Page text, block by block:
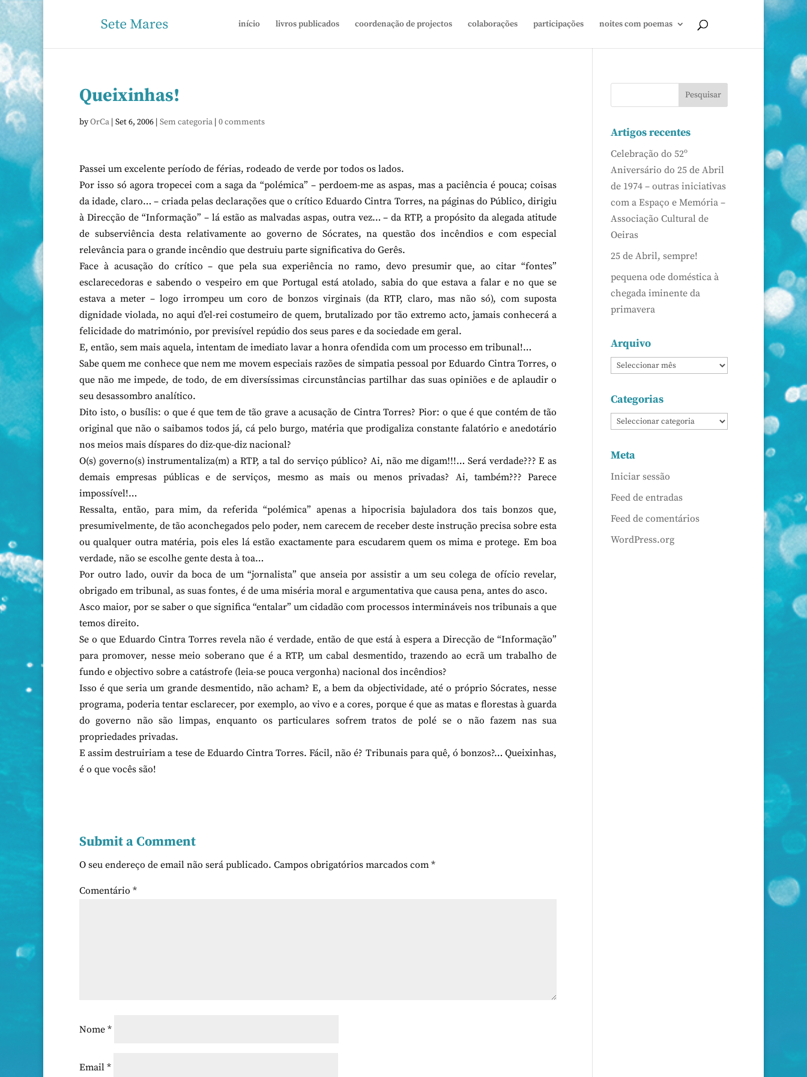
início livros publicados coordenação de projectos colaborações participações noites com poemas
Queixinhas!
byOrCa | Set 6, 2006 | Sem categoria | 0 comments
Passei um excelente período de férias, rodeado de verde por todos os lados.
Por isso só agora tropecei com a saga da “polémica” – perdoem-me as aspas, mas a paciência é pouca; coisas
da idade, claro… – criada pelas declarações que o crítico Eduardo Cintra Torres, na páginas do Público, dirigiu
à Direcção de “Informação” – lá estão as malvadas aspas, outra vez… – da RTP, a propósito da alegada atitude
de subserviência desta relativamente ao governo de Sócrates, na questão dos incêndios e com especial
relevância para o grande incêndio que destruiu parte significativa do Gerês.
Face à acusação do crítico – que pela sua experiência no ramo, devo presumir que, ao citar “fontes”
esclarecedoras e sabendo o vespeiro em que Portugal está atolado, sabia do que estava a falar e no que se
estava a meter – logo irrompeu um coro de bonzos virginais (da RTP, claro, mas não só), com suposta
dignidade violada, no aqui d’el-rei costumeiro de quem, brutalizado por tão extremo acto, jamais conhecerá a
felicidade do matrimónio, por previsível repúdio dos seus pares e da sociedade em geral.
E, então, sem mais aquela, intentam de imediato lavar a honra ofendida com um processo em tribunal!…
Sabe quem me conhece que nem me movem especiais razões de simpatia pessoal por Eduardo Cintra Torres, o
que não me impede, de todo, de em diversíssimas circunstâncias partilhar das suas opiniões e de aplaudir o
seu desassombro analítico.
Dito isto, o busílis: o que é que tem de tão grave a acusação de Cintra Torres? Pior: o que é que contém de tão
original que não o saibamos todos já, cá pelo burgo, matéria que prodigaliza constante falatório e anedotário
nos meios mais díspares do diz-que-diz nacional?
O(s) governo(s) instrumentaliza(m) a RTP, a tal do serviço público? Ai, não me digam!!!… Será verdade??? E as
demais empresas públicas e de serviços, mesmo as mais ou menos privadas? Ai, também??? Parece
impossível!…
Ressalta, então, para mim, da referida “polémica” apenas a hipocrisia bajuladora dos tais bonzos que,
presumivelmente, de tão aconchegados pelo poder, nem carecem de receber deste instrução precisa sobre esta
ou qualquer outra matéria, pois eles lá estão exactamente para escudarem quem os mima e protege. Em boa
verdade, não se escolhe gente desta à toa…
Por outro lado, ouvir da boca de um “jornalista” que anseia por assistir a um seu colega de ofício revelar,
obrigado em tribunal, as suas fontes, é de uma miséria moral e argumentativa que causa pena, antes do asco.
Asco maior, por se saber o que significa “entalar” um cidadão com processos intermináveis nos tribunais a que
temos direito.
Se o que Eduardo Cintra Torres revela não é verdade, então de que está à espera a Direcção de “Informação”
para promover, nesse meio soberano que é a RTP, um cabal desmentido, trazendo ao ecrã um trabalho de
fundo e objectivo sobre a catástrofe (leia-se pouca vergonha) nacional dos incêndios?
Isso é que seria um grande desmentido, não acham? E, a bem da objectividade, até o próprio Sócrates, nesse
programa, poderia tentar esclarecer, por exemplo, ao vivo e a cores, porque é que as matas e florestas à guarda
do governo não são limpas, enquanto os particulares sofrem tratos de polé se o não fazem nas sua
propriedades privadas.
E assim destruiriam a tese de Eduardo Cintra Torres. Fácil, não é? Tribunais para quê, ó bonzos?… Queixinhas,
é o que vocês são!
Submit a Comment
O seu endereço de email não será publicado. Campos obrigatórios marcados com *
Comentário *
Nome *
Email *
Artigos recentes
Celebração do 52º
Aniversário do 25 de Abril
de 1974 – outras iniciativas
com a Espaço e Memória –
Associação Cultural de
Oeiras
25 de Abril, sempre!
pequena ode doméstica à
chegada iminente da
primavera
Arquivo
Categorias
Meta
Iniciar sessão
Feed de entradas
Feed de comentários
WordPress.org